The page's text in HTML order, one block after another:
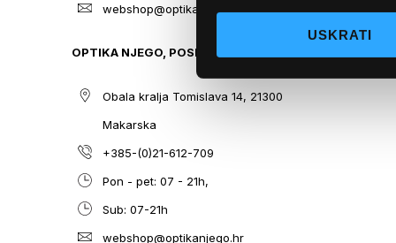
USKRATI
webshop@optikanjego.hr
OPTIKA NJEGO, POSLOVNICA 2
Obala kralja Tomislava 14, 21300
Makarska
+385-(0)21-612-709
Pon - pet: 07 - 21h,
Sub: 07-21h
webshop@optikanjego.hr
Blog